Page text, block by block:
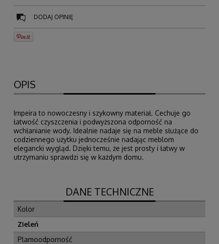
DODAJ OPINIĘ
OPIS
Impeira to nowoczesny i szykowny materiał. Cechuje go
łatwość czyszczenia i podwyższona odporność na
wchłanianie wody. Idealnie nadaje się na meble służące do
codziennego użytku jednocześnie nadając meblom
elegancki wygląd. Dzięki temu, że jest prosty i łatwy w
utrzymaniu sprawdzi się w każdym domu.
DANE TECHNICZNE
Kolor
Zieleń
Plamoodporność